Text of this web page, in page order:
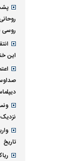
روسی
این
تاریخ